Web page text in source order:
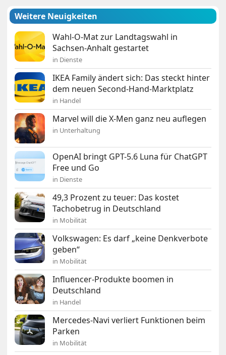
Weitere Neuigkeiten
Wahl-O-Mat zur Landtagswahl in
Sachsen-Anhalt gestartet
in Dienste
IKEA Family ändert sich: Das steckt hinter
dem neuen Second-Hand-Marktplatz
in Handel
Marvel will die X-Men ganz neu auflegen
in Unterhaltung
OpenAI bringt GPT-5.6 Luna für ChatGPT
Free und Go
in Dienste
49,3 Prozent zu teuer: Das kostet
Tachobetrug in Deutschland
in Mobilität
Volkswagen: Es darf „keine Denkverbote
geben“
in Mobilität
Influencer-Produkte boomen in
Deutschland
in Handel
Mercedes-Navi verliert Funktionen beim
Parken
in Mobilität